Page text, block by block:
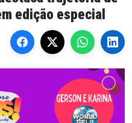
edição especial